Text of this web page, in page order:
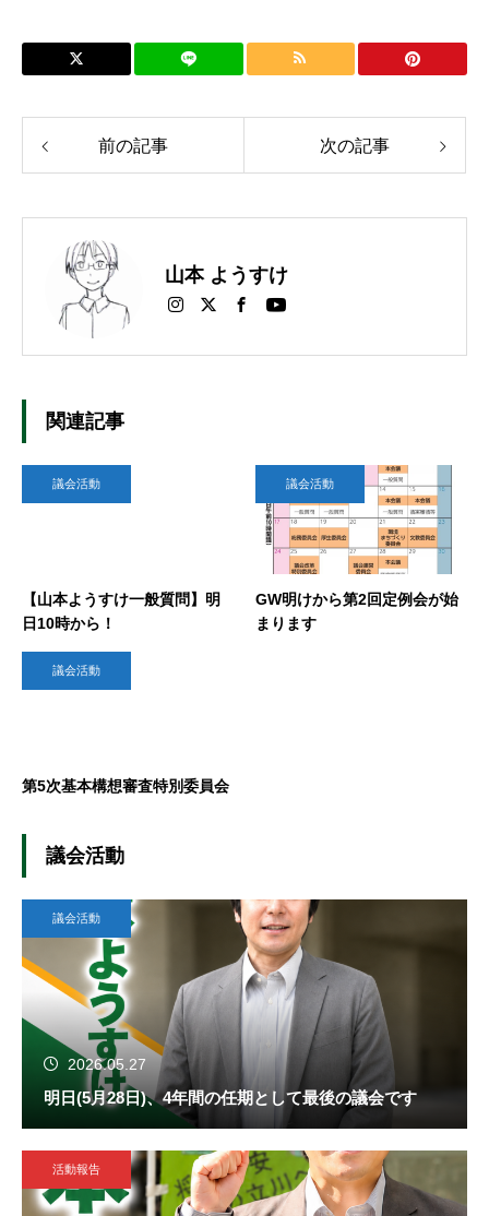
前の記事 次の記事
山本 ようすけ
関連記事
議会活動
【山本ようすけ一般質問】明
日10時から！
議会活動
GW明けから第2回定例会が始
まります
議会活動
第5次基本構想審査特別委員会
議会活動
議会活動
2026.05.27
明日(5月28日)、4年間の任期として最後の議会です
活動報告